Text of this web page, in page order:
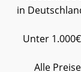
in
Unter
Alle